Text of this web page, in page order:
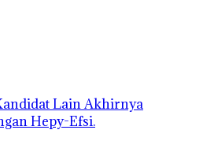
Lain Akhirnya
Hepy-Efsi.